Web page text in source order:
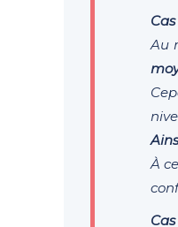
Au
À